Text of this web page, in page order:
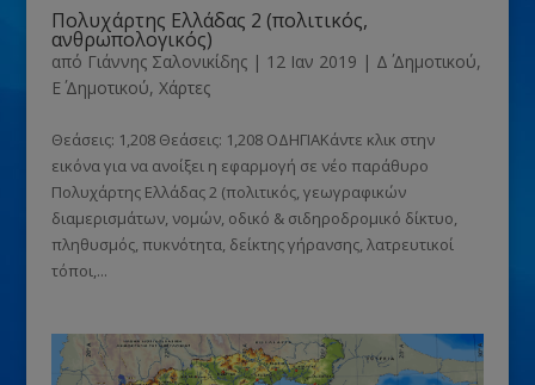
Πολυχάρτης Ελλάδας 2 (πολιτικός,
ανθρωπολογικός)
από Γιάννης Σαλονικίδης| 12 Ιαν 2019 | Δ΄ Δημοτικού,
Ε΄ Δημοτικού, Χάρτες
Θεάσεις: 1,208 Θεάσεις: 1,208 ΟΔΗΓΙΑΚάντε κλικ στην
εικόνα για να ανοίξει η εφαρμογή σε νέο παράθυρο
Πολυχάρτης Ελλάδας 2 (πολιτικός, γεωγραφικών
διαμερισμάτων, νομών, οδικό & σιδηροδρομικό δίκτυο,
πληθυσμός, πυκνότητα, δείκτης γήρανσης, λατρευτικοί
τόποι,...